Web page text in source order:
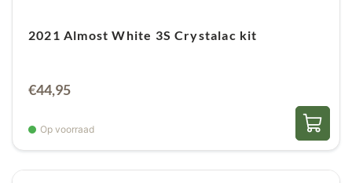
2021 Almost White 3S Crystalac kit
€44,95
Op voorraad